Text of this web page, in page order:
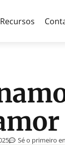
Recursos
Sé o primeiro